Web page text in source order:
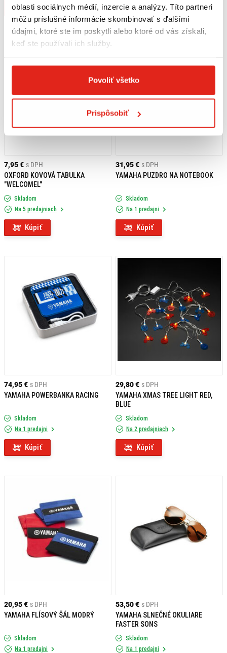
oblasti sociálnych médií, inzercie a analýzy. Títo partneri
môžu príslušné informácie skombinovať s ďalšími
údajmi, ktoré ste im poskytli alebo ktoré od vás získali,
keď ste používali ich služby.
Povoliť všetko
Prispôsobiť
Kúpiť Kúpiť
7,95 € s DPH
OXFORD KOVOVÁ TABULKA
"WELCOMEL"
Skladom
Na 5 predajniach
Kúpiť
31,95 € s DPH
YAMAHA PUZDRO NA NOTEBOOK
Skladom
Na 1 predajni
Kúpiť
74,95 € s DPH
YAMAHA POWERBANKA RACING
Skladom
Na 1 predajni
Kúpiť
29,80 € s DPH
YAMAHA XMAS TREE LIGHT RED,
BLUE
Skladom
Na 2 predajniach
Kúpiť
20,95 € s DPH
YAMAHA FLÍSOVÝ ŠÁL MODRÝ
Skladom
Na 1 predajni
53,50 € s DPH
YAMAHA SLNEČNÉ OKULIARE
FASTER SONS
Skladom
Na 1 predajni